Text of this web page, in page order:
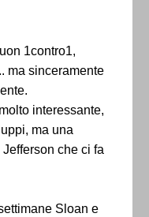
1contro1,
ma sinceramente
interessante,
ma una
che ci fa
Sloan e